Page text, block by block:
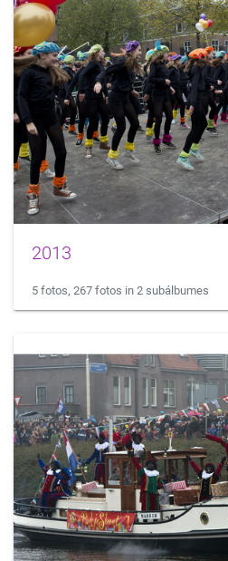
2013
5 fotos, 267 fotos in 2 subálbumes